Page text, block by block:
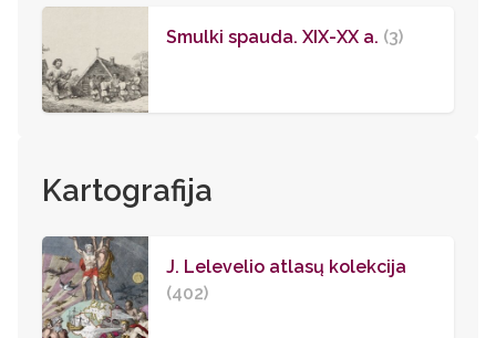
Smulki spauda. XIX-XX a. (3)
Kartografija
J. Lelevelio atlasų kolekcija
(402)